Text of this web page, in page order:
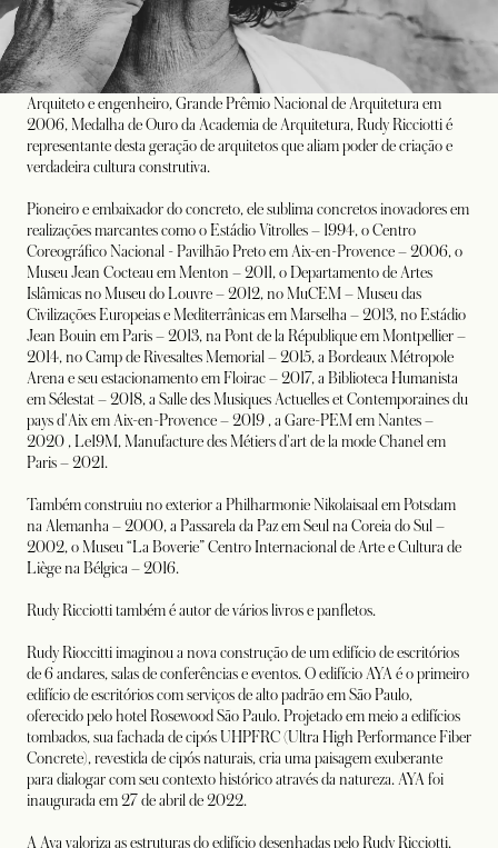
Arquiteto e engenheiro, Grande Prêmio Nacional de Arquitetura em
2006, Medalha de Ouro da Academia de Arquitetura, Rudy Ricciotti é
representante desta geração de arquitetos que aliam poder de criação e
verdadeira cultura construtiva.
Pioneiro e embaixador do concreto, ele sublima concretos inovadores em
realizações marcantes como o Estádio Vitrolles – 1994, o Centro
Coreográfico Nacional - Pavilhão Preto em Aix-en-Provence – 2006, o
Museu Jean Cocteau em Menton – 2011, o Departamento de Artes
Islâmicas no Museu do Louvre – 2012, no MuCEM – Museu das
Civilizações Europeias e Mediterrânicas em Marselha – 2013, no Estádio
Jean Bouin em Paris – 2013, na Pont de la République em Montpellier –
2014, no Camp de Rivesaltes Memorial – 2015, a Bordeaux Métropole
Arena e seu estacionamento em Floirac – 2017, a Biblioteca Humanista
em Sélestat – 2018, a Salle des Musiques Actuelles et Contemporaines du
pays d'Aix em Aix-en-Provence – 2019 , a Gare-PEM em Nantes –
2020 , Le19M, Manufacture des Métiers d'art de la mode Chanel em
Paris – 2021.
Também construiu no exterior a Philharmonie Nikolaisaal em Potsdam
na Alemanha – 2000, a Passarela da Paz em Seul na Coreia do Sul –
2002, o Museu “La Boverie” Centro Internacional de Arte e Cultura de
Liège na Bélgica – 2016.
Rudy Ricciotti também é autor de vários livros e panfletos.
Rudy Rioccitti imaginou a nova construção de um edifício de escritórios
de 6 andares, salas de conferências e eventos. O edifício AYA é o primeiro
edifício de escritórios com serviços de alto padrão em São Paulo,
oferecido pelo hotel Rosewood São Paulo. Projetado em meio a edifícios
tombados, sua fachada de cipós UHPFRC (Ultra High Performance Fiber
Concrete), revestida de cipós naturais, cria uma paisagem exuberante
para dialogar com seu contexto histórico através da natureza. AYA foi
inaugurada em 27 de abril de 2022.
A Aya valoriza as estruturas do edifício desenhadas pelo Rudy Ricciotti,